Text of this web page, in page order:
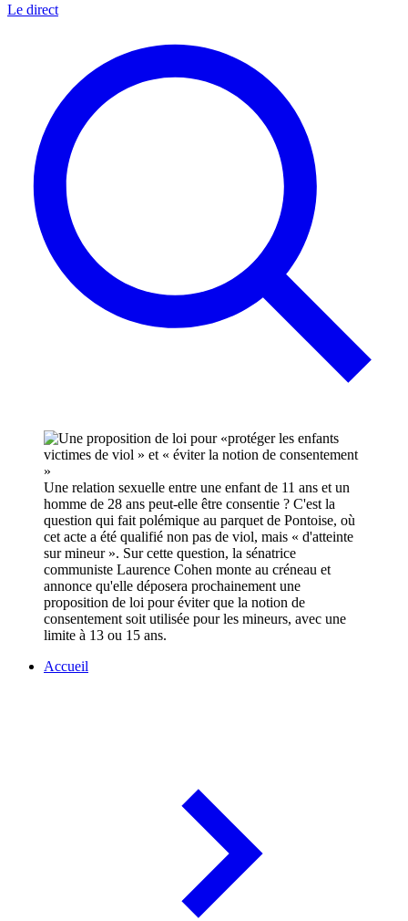
Le direct
Une relation sexuelle entre une enfant de 11 ans et un
homme de 28 ans peut-elle être consentie ? C'est la
question qui fait polémique au parquet de Pontoise, où
cet acte a été qualifié non pas de viol, mais « d'atteinte
sur mineur ». Sur cette question, la sénatrice
communiste Laurence Cohen monte au créneau et
annonce qu'elle déposera prochainement une
proposition de loi pour éviter que la notion de
consentement soit utilisée pour les mineurs, avec une
limite à 13 ou 15 ans.
Accueil